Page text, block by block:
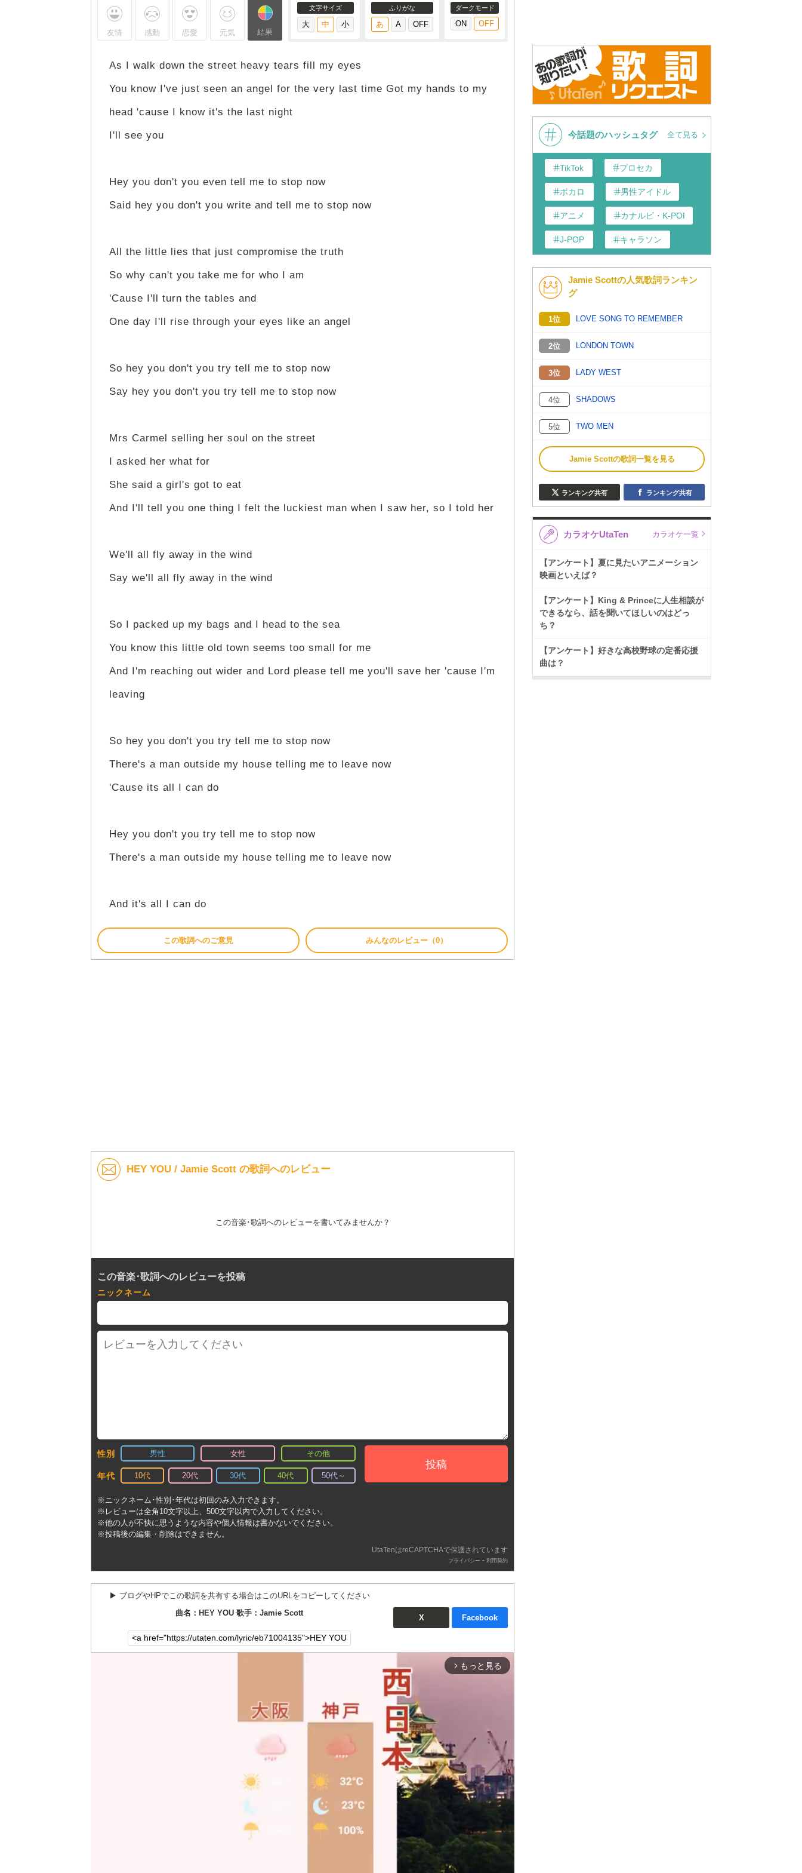
友情 感動 恋愛 元気 結果
文字サイズ ふりがな ダークモード
As I walk down the street heavy tears fill my eyes
You know I've just seen an angel for the very last time Got my hands to my
head 'cause I know it's the last night
I'll see you
Hey you don't you even tell me to stop now
Said hey you don't you write and tell me to stop now
All the little lies that just compromise the truth
So why can't you take me for who I am
'Cause I'll turn the tables and
One day I'll rise through your eyes like an angel
So hey you don't you try tell me to stop now
Say hey you don't you try tell me to stop now
Mrs Carmel selling her soul on the street
I asked her what for
She said a girl's got to eat
And I'll tell you one thing I felt the luckiest man when I saw her, so I told her
We'll all fly away in the wind
Say we'll all fly away in the wind
So I packed up my bags and I head to the sea
You know this little old town seems too small for me
And I'm reaching out wider and Lord please tell me you'll save her 'cause I'm
leaving
So hey you don't you try tell me to stop now
There's a man outside my house telling me to leave now
'Cause its all I can do
Hey you don't you try tell me to stop now
There's a man outside my house telling me to leave now
And it's all I can do
この歌詞へのご意見 みんなのレビュー（0）
HEY YOU / Jamie Scott の歌詞へのレビュー
この音楽･歌詞へのレビューを書いてみませんか？
この音楽･歌詞へのレビューを投稿
ニックネーム
性別 男性 女性 その他
年代 10代 20代 30代 40代 50代～
投稿
※ニックネーム･性別･年代は初回のみ入力できます。
※レビューは全角10文字以上、500文字以内で入力してください。
※他の人が不快に思うような内容や個人情報は書かないでください。
※投稿後の編集・削除はできません。
UtaTenはreCAPTCHAで保護されています
プライバシー - 利用契約
▶︎ ブログやHPでこの歌詞を共有する場合はこのURLをコピーしてください
曲名：HEY YOU 歌手：Jamie Scott
X Facebook
arrow_forward_ios もっと見る
今話題のハッシュタグ 全て見る
TikTok プロセカ
ボカロ 男性アイドル
アニメ カナルビ・K-POP和訳
J-POP キャラソン
K-POP 洋楽
バンド
Jamie Scottの人気歌詞ランキン
グ
1位 LOVE SONG TO REMEMBER
2位 LONDON TOWN
3位 LADY WEST
4位 SHADOWS
5位 TWO MEN
Jamie Scottの歌詞一覧を見る
ランキング共有 ランキング共有
カラオケUtaTen カラオケ一覧
【アンケート】夏に見たいアニメーション
映画といえば？
【アンケート】King & Princeに人生相談が
できるなら、話を聞いてほしいのはどっ
ち？
【アンケート】好きな高校野球の定番応援
曲は？